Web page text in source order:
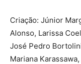
Criação: Júnior
Alonso, Larissa
José Pedro
Mariana